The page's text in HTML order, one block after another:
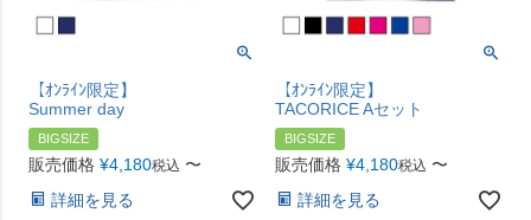
【ｵﾝﾗｲﾝ限定】
Summer day
BIGSIZE
販売価格 ¥4,180税込 〜
詳細を見る
【ｵﾝﾗｲﾝ限定】
TACORICE Aセット
BIGSIZE
販売価格 ¥4,180税込 〜
詳細を見る